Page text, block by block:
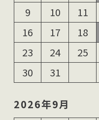
9
10 11
16
17 18
23
24 25
30
31
2026年9月